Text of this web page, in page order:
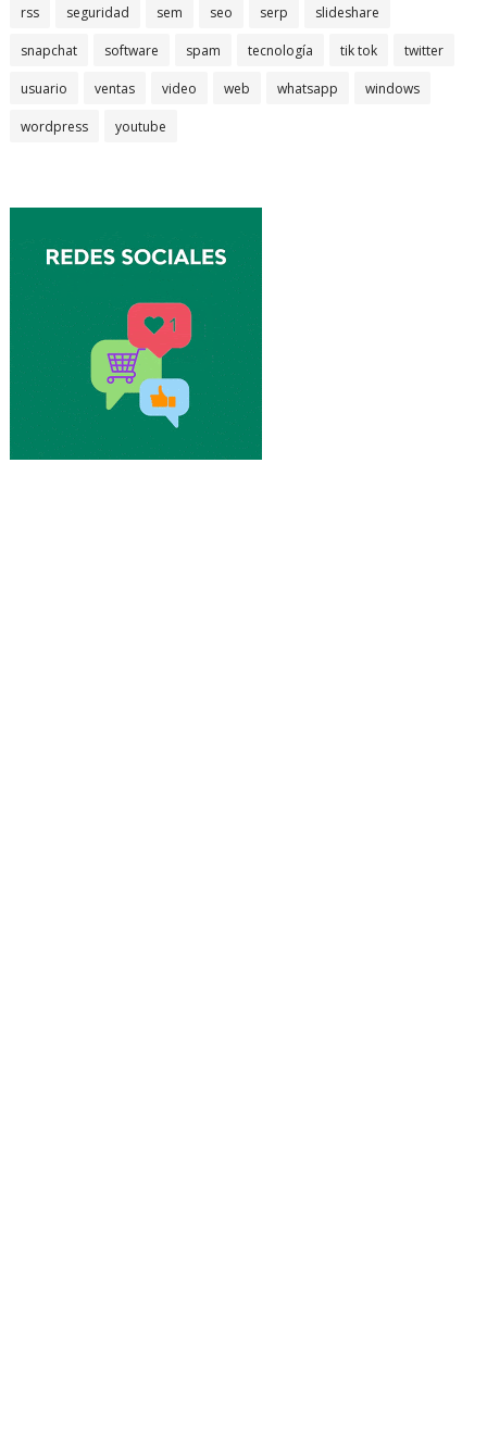
rss seguridad sem seo serp slideshare
snapchat software spam tecnología tik tok twitter
usuario ventas video web whatsapp windows
wordpress youtube